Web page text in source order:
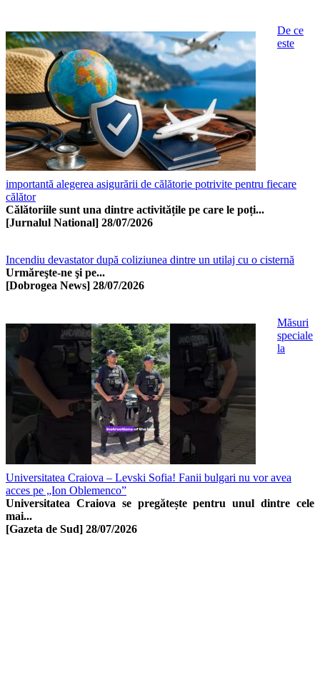
De ce
este
importantă alegerea asigurării de călătorie potrivite pentru fiecare
călător
Călătoriile sunt una dintre activitățile pe care le poți...
[Jurnalul National] 28/07/2026
Incendiu devastator după coliziunea dintre un utilaj cu o cisternă
Urmăreşte-ne şi pe...
[Dobrogea News] 28/07/2026
Măsuri
speciale
la
Universitatea Craiova – Levski Sofia! Fanii bulgari nu vor avea
acces pe „Ion Oblemenco”
Universitatea Craiova se pregătește pentru unul dintre cele
mai...
[Gazeta de Sud] 28/07/2026